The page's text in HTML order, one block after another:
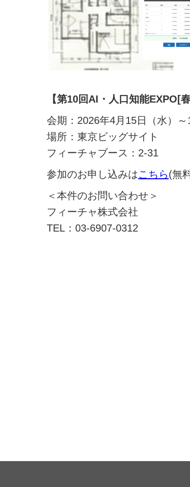
【第10回AI・人口知能EXPO[
会期：2026年4月15日（水）
場所：東京ビッグサイト
フィーチャブース：2‐31
参加のお申し込みはこちら(無
＜本件のお問い合わせ＞
フィーチャ株式会社
TEL：03-6907-0312